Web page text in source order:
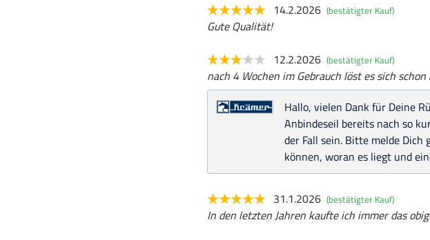
14.2.2026 (bestätigter Kauf)
Gute Qualität!
12.2.2026 (bestätigter Kauf)
nach 4 Wochen im Gebrauch löst es sich
Hallo, vielen Dank für Deine
Anbindeseil bereits nach so
der Fall sein. Bitte melde
können, woran es liegt und
31.1.2026 (bestätigter Kauf)
In den letzten Jahren kaufte ich immer das